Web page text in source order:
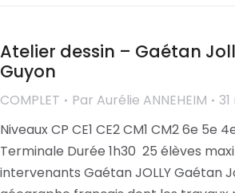
Atelier dessin – Gaétan
Guyon
COMPLET Par Aurélie ANNEHEIM
Niveaux CP CE1 CE2 CM1 CM2 6e 5e
Terminale Durée 1h30 25 élèves
intervenants Gaétan JOLLY Gaétan